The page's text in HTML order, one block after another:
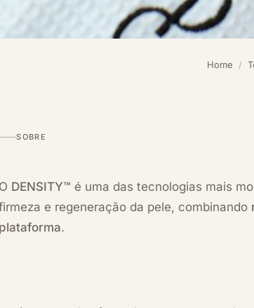
Home /
SOBRE
O DENSITY™ é uma das tecnologias mais
e regeneração da pele, combinando
plataforma.